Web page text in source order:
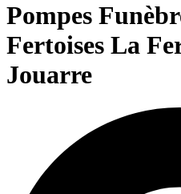
Pompes
Fertoises La
Jouarre